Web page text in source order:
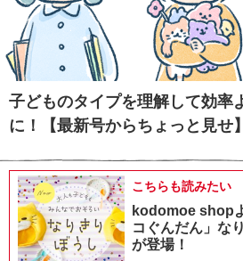
子どものタイプを理解して効率
に！【最新号からちょっと見せ】
こちらも読みたい
kodomoe shop
コぐんだん」な
が登場！